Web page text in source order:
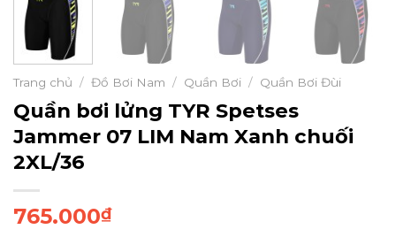
Trang chủ / Đồ Bơi Nam / Quần Bơi / Quần Bơi Đùi
Quần bơi lửng TYR Spetses
Jammer 07 LIM Nam Xanh chuối
2XL/36
765.000₫